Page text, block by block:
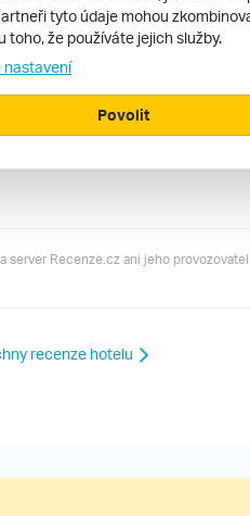
server Recenze.cz ani jeho
recenze hotelu
tyto údaje mohou
toho, že používáte jejich služby.
nastavení
Povolit